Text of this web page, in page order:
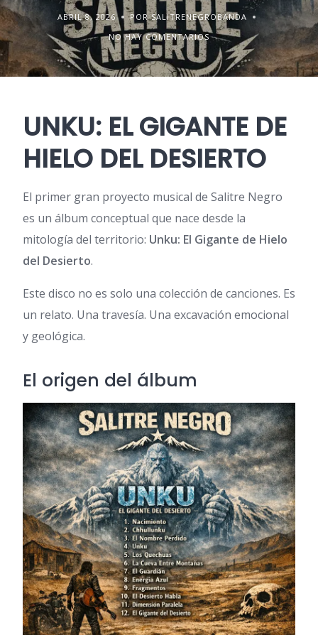
ABRIL 8, 2026
POR SALITRENEGROBANDA
NO HAY COMENTARIOS
UNKU: EL GIGANTE DE
HIELO DEL DESIERTO
El primer gran proyecto musical de Salitre Negro
es un álbum conceptual que nace desde la
mitología del territorio: Unku: El Gigante de Hielo
del Desierto.
Este disco no es solo una colección de canciones. Es
un relato. Una travesía. Una excavación emocional
y geológica.
El origen del álbum